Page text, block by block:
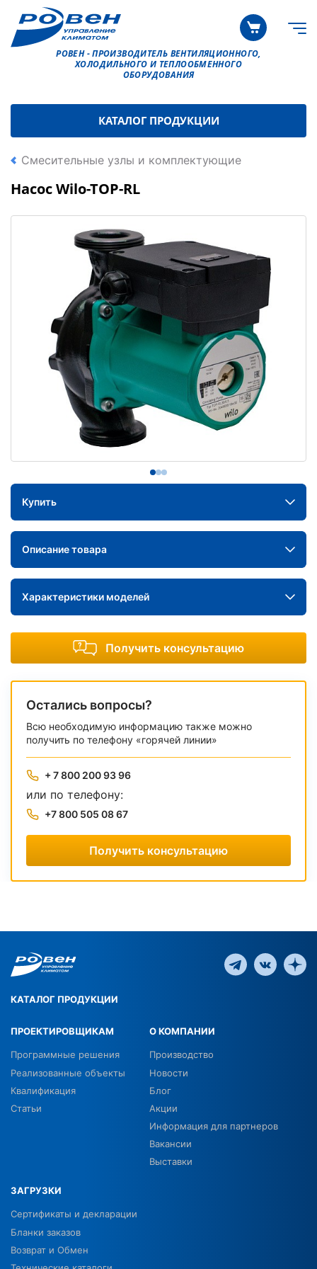
РОВЕН - ПРОИЗВОДИТЕЛЬ ВЕНТИЛЯЦИОННОГО,
ХОЛОДИЛЬНОГО И ТЕПЛООБМЕННОГО
ОБОРУДОВАНИЯ
КАТАЛОГ ПРОДУКЦИИ
Смесительные узлы и комплектующие
Насос Wilo-TOP-RL
Купить
Описание товара
Характеристики моделей
Получить консультацию
Остались вопросы?
Всю необходимую информацию также можно
получить по телефону «горячей линии»
+ 7 800 200 93 96
или по телефону:
+7 800 505 08 67
Получить консультацию
КАТАЛОГ ПРОДУКЦИИ
ПРОЕКТИРОВЩИКАМ
Программные решения
Реализованные объекты
Квалификация
Статьи
О КОМПАНИИ
Производство
Новости
Блог
Акции
Информация для партнеров
Вакансии
Выставки
ЗАГРУЗКИ
Сертификаты и декларации
Бланки заказов
Возврат и Обмен